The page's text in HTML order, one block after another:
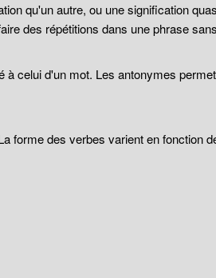
qu'un autre, ou une signification
des répétitions dans une phrase
celui d'un mot. Les antonymes
forme des verbes varient en fonction